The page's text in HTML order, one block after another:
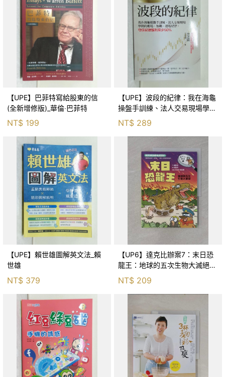
【UPE】巴菲特寫給股東的信
(全新增修版)_華倫‧巴菲特
NT$ 199
【UPE】波段的紀律：我在海龜
操盤手訓練、法人交易現場學到
的進場、加碼、退場紀律，守住
紀律獲利至少50％_雷老闆
NT$ 289
【UPE】賴世雄圖解英文法_賴
世雄
NT$ 379
【UP6】達克比辦案7：末日恐
龍王：地球的五次生物大滅絕_
胡妙芬
NT$ 209